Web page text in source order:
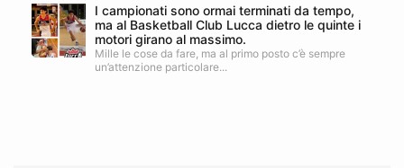
I campionati sono ormai terminati da tempo,
ma al Basketball Club Lucca dietro le quinte i
motori girano al massimo.
Mille le cose da fare, ma al primo posto c’è sempre
un’attenzione particolare...